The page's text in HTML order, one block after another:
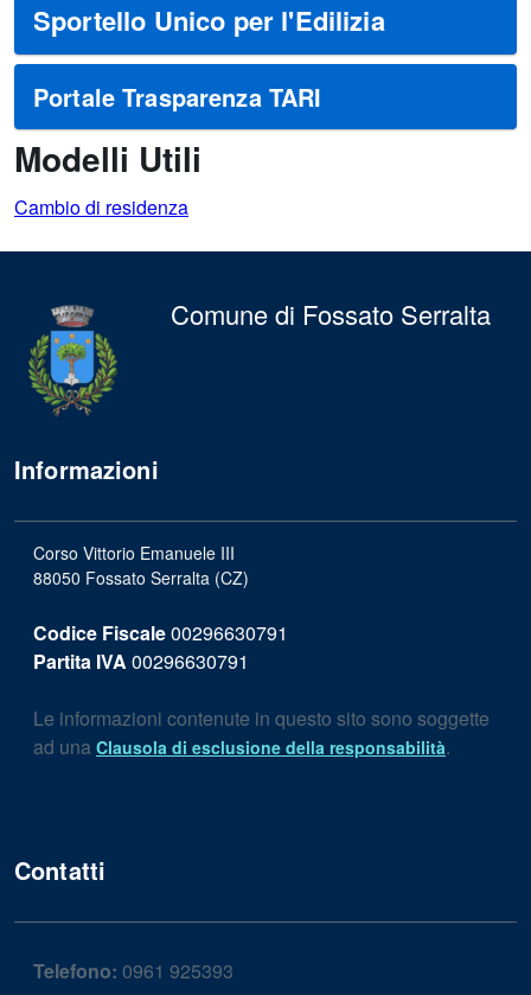
Sportello Unico per l'Edilizia
Portale Trasparenza TARI
Modelli Utili
Cambio di residenza
Comune di Fossato Serralta
Informazioni
Corso Vittorio Emanuele III
88050 Fossato Serralta (CZ)
Codice Fiscale00296630791
Partita IVA 00296630791
Le informazioni contenute in questo sito sono soggette
ad una Clausola di esclusione della responsabilità.
Contatti
Telefono: 0961 925393